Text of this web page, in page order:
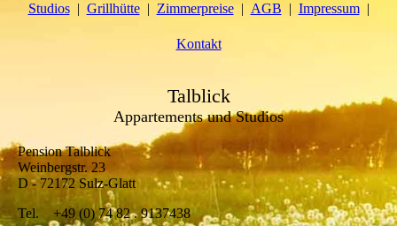
Studios Grillhütte Zimmerpreise AGB Impressum
Kontakt
Talblick
Appartements und Studios
Pension Talblick
Weinbergstr. 23
D - 72172 Sulz-Glatt
Tel. +49 (0) 74 82 . 9137438